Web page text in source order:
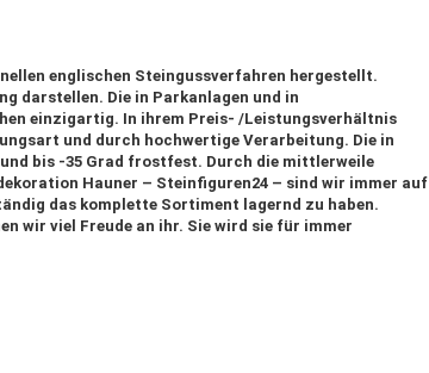
englischen Steingussverfahren hergestellt.
darstellen. Die in Parkanlagen und in
einzigartig. In ihrem Preis- /Leistungsverhältnis
und durch hochwertige Verarbeitung. Die in
bis -35 Grad frostfest. Durch die mittlerweile
Hauner – Steinfiguren24 – sind wir immer auf
das komplette Sortiment lagernd zu haben.
wir viel Freude an ihr. Sie wird sie für immer